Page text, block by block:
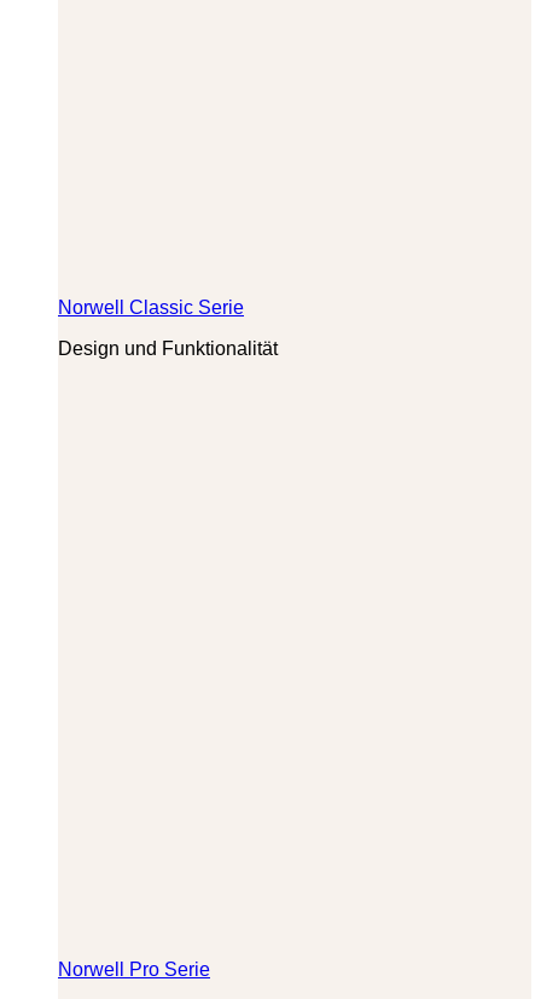
Norwell Classic Serie
Design und Funktionalität
Norwell Pro Serie